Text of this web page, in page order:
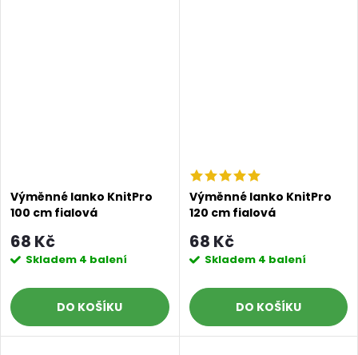
Výměnné lanko KnitPro
100 cm fialová
68 Kč
Skladem 4 balení
DO KOŠÍKU
Výměnné lanko KnitPro
120 cm fialová
68 Kč
Skladem 4 balení
DO KOŠÍKU